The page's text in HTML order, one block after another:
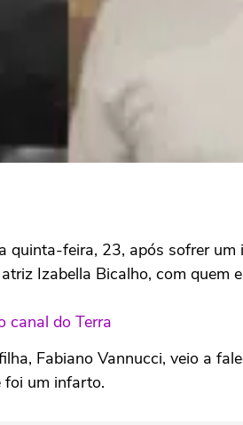
feira, 23, após sofrer
Izabella Bicalho, com quem
canal do Terra
Fabiano Vannucci, veio a
foi um infarto.